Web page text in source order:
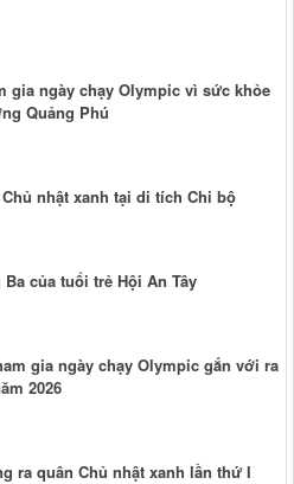
gia ngày chạy Olympic vì sức khỏe
Quảng Phú
nhật xanh tại di tích Chi bộ
của tuổi trẻ Hội An Tây
gia ngày chạy Olympic gắn với ra
2026
ra quân Chủ nhật xanh lần thứ I